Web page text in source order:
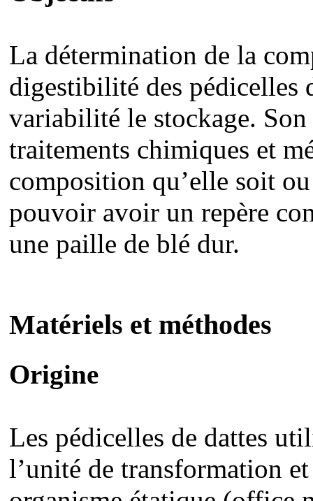
La détermination de la
digestibilité des pédicelles
variabilité le stockage.
traitements chimiques et
composition qu’elle soit
pouvoir avoir un repère
une paille de blé dur.
Matériels et méthodes
Origine
Les pédicelles de dattes
l’unité de transformation